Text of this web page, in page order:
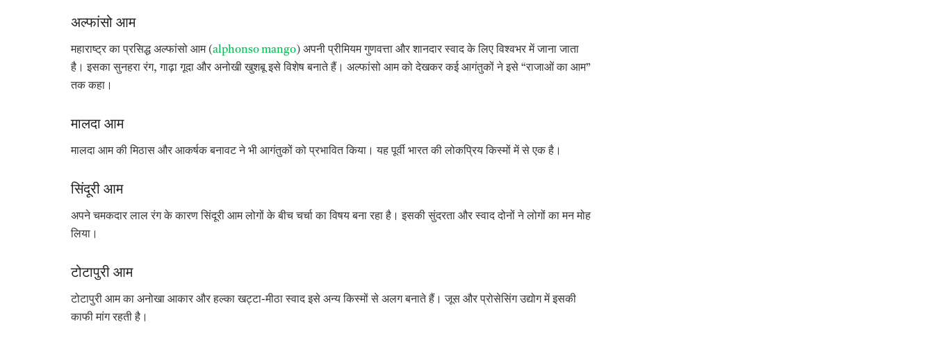
अल्फांसो आम
महाराष्ट्र का प्रसिद्ध अल्फांसो आम (alphonso mango) अपनी प्रीमियम गुणवत्ता और शानदार स्वाद के लिए विश्वभर में जाना जाता
है। इसका सुनहरा रंग, गाढ़ा गूदा और अनोखी खुशबू इसे विशेष बनाते हैं। अल्फांसो आम को देखकर कई आगंतुकों ने इसे “राजाओं का आम”
तक कहा।
मालदा आम
मालदा आम की मिठास और आकर्षक बनावट ने भी आगंतुकों को प्रभावित किया। यह पूर्वी भारत की लोकप्रिय किस्मों में से एक है।
सिंदूरी आम
अपने चमकदार लाल रंग के कारण सिंदूरी आम लोगों के बीच चर्चा का विषय बना रहा है। इसकी सुंदरता और स्वाद दोनों ने लोगों का मन मोह
लिया।
टोटापुरी आम
टोटापुरी आम का अनोखा आकार और हल्का खट्टा-मीठा स्वाद इसे अन्य किस्मों से अलग बनाते हैं। जूस और प्रोसेसिंग उद्योग में इसकी
काफी मांग रहती है।